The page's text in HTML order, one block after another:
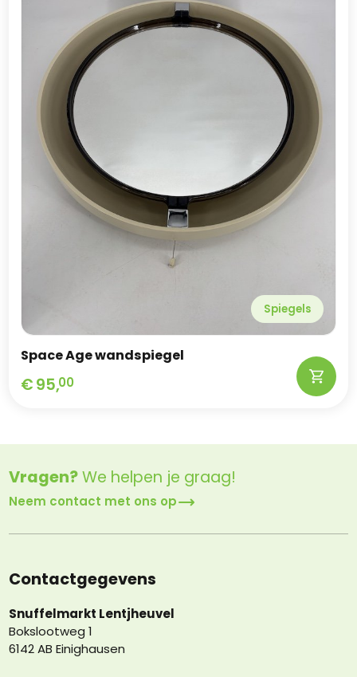
Spiegels
Space Age wandspiegel
€95,00
Vragen?We helpen je graag!
Neem contact met ons op
Contactgegevens
Snuffelmarkt Lentjheuvel
Bokslootweg 1
6142 AB Einighausen